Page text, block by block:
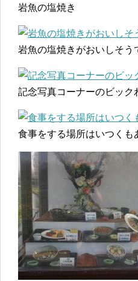
岩魚の塩焼き
岩魚の塩焼きがおいしそう
記念写真コーナーのビック
食事をする場所はいつくも